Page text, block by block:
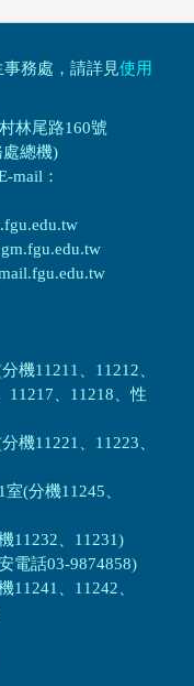
務處，請詳見使用
林尾路160號
處總機)
mail：
機11211、11212、
11217、11218、性
機11221、11223、
(分機11245、
11232、11231)
電話03-9874858)
11241、11242、